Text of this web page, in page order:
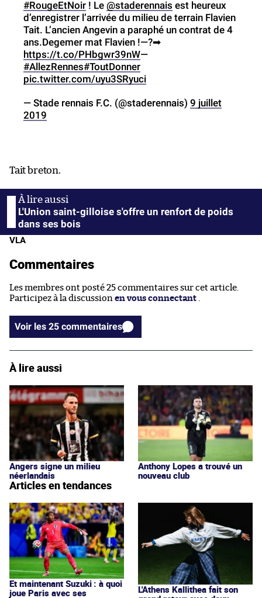
#RougeEtNoir ! Le @staderennais est heureux
d’enregistrer l’arrivée du milieu de terrain Flavien
Tait. L’ancien Angevin a paraphé un contrat de 4
ans.Degemer mat Flavien !—?➡
https://t.co/PHbgwr39nW—
#AllezRennes#ToutDonner
pic.twitter.com/uyu3SRyuci
— Stade rennais F.C. (@staderennais) 9 juillet
2019
Tait breton.
L'Union saint-gilloise s'offre un renfort de poids
dans ses bois
VLA
Commentaires
Les membres ont posté 25 commentaires sur cet article.
Participez à la discussion en vous connectant
Voir les 25 commentaires
À lire aussi
Angers signe un milieu
néerlandais
Anthony Lopes a trouvé un
nouveau club
Articles en tendances
Et maintenant Suzuki : à quoi
joue Paris avec ses
L'Athens Kallithea fait son